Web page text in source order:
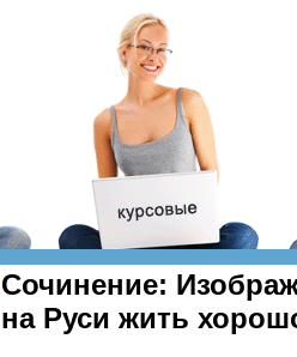
Сочинение:
на Руси жить